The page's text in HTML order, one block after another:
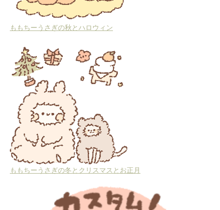
ももちーうさぎの秋とハロウィン
ももちーうさぎの冬とクリスマスとお正月